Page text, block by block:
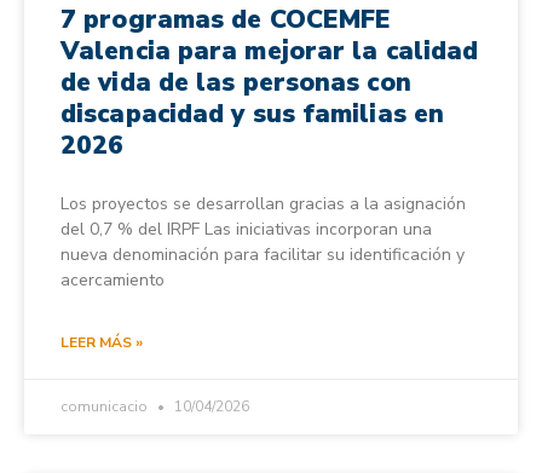
7 programas de COCEMFE
Valencia para mejorar la calidad
de vida de las personas con
discapacidad y sus familias en
2026
Los proyectos se desarrollan gracias a la asignación
del 0,7 % del IRPF Las iniciativas incorporan una
nueva denominación para facilitar su identificación y
acercamiento
LEER MÁS »
comunicacio 10/04/2026